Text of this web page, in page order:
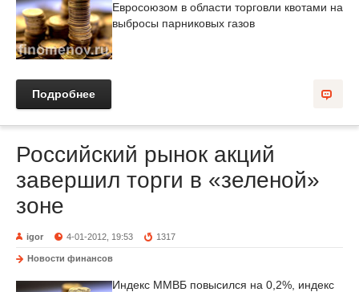
Евросоюзом в области торговли квотами на
выбросы парниковых газов
Подробнее
Российский рынок акций
завершил торги в «зеленой»
зоне
igor 4-01-2012, 19:53 1317
Новости финансов
Индекс ММВБ повысился на 0,2%, индекс